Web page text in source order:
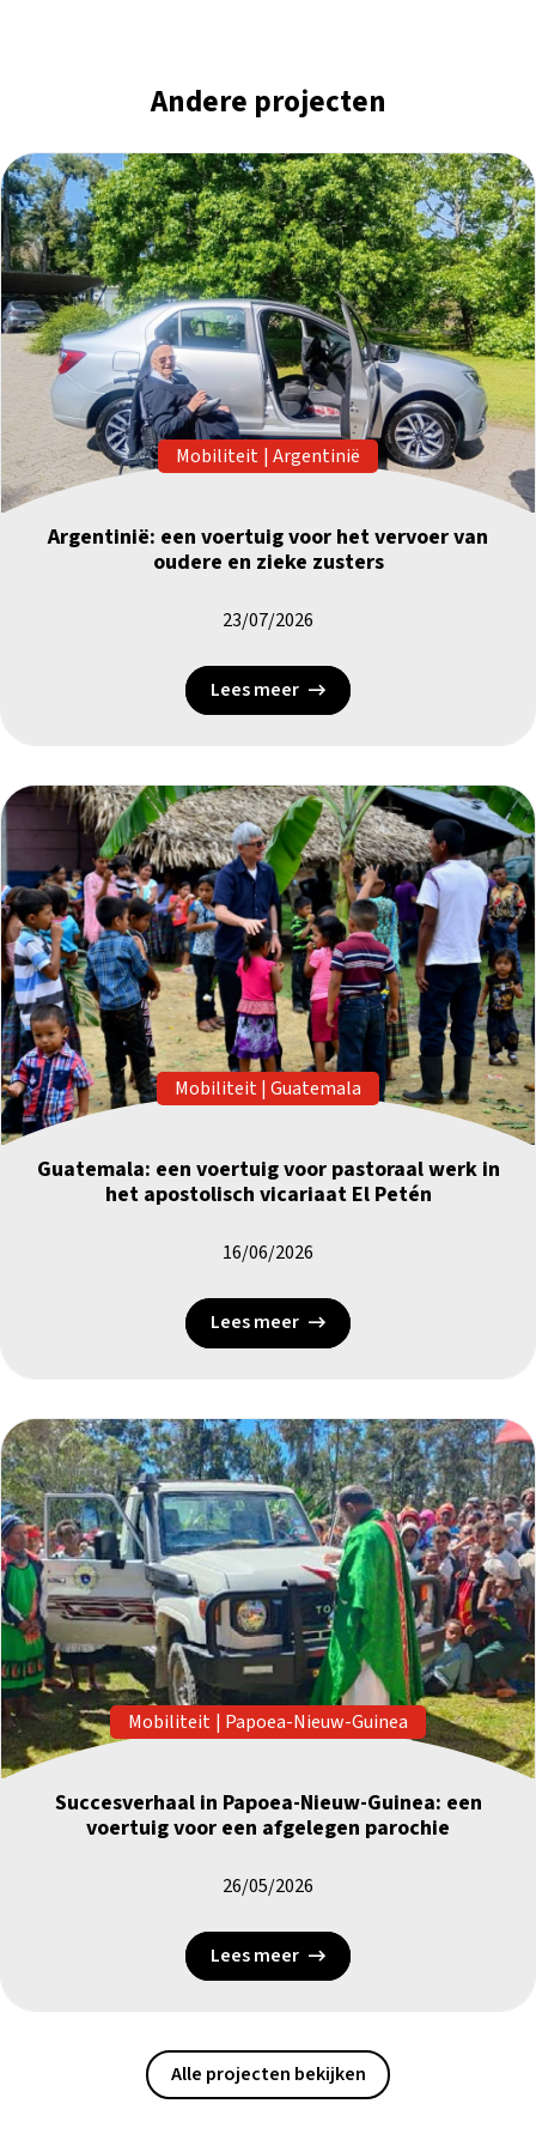
Andere projecten
Mobiliteit | Argentinië
Argentinië: een voertuig voor het vervoer van
oudere en zieke zusters
23/07/2026
Lees meer
Mobiliteit| Guatemala
Guatemala: een voertuig voor pastoraal werk in
het apostolisch vicariaat El Petén
16/06/2026
Lees meer
Mobiliteit | Papoea-Nieuw-Guinea
Succesverhaal in Papoea-Nieuw-Guinea: een
voertuig voor een afgelegen parochie
26/05/2026
Lees meer
Alle projecten bekijken